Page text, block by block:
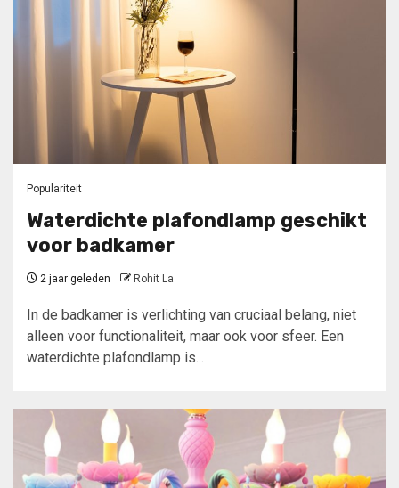
Populariteit
Waterdichte plafondlamp geschikt
voor badkamer
2 jaar geleden Rohit La
In de badkamer is verlichting van cruciaal belang, niet
alleen voor functionaliteit, maar ook voor sfeer. Een
waterdichte plafondlamp is...